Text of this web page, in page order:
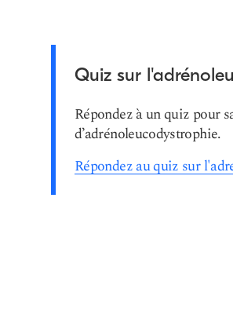
Quiz sur
Répondez à un quiz pour
d’adrénoleucodystrophie.
Répondez au quiz sur